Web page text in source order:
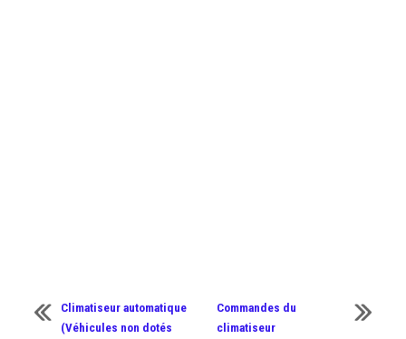
Climatiseur automatique
(Véhicules non dotés
Commandes du
climatiseur